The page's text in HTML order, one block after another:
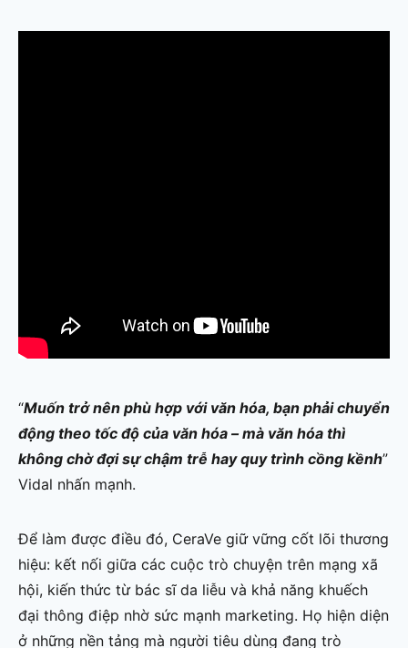
“Muốn trở nên phù hợp với văn hóa, bạn phải chuyển
động theo tốc độ của văn hóa – mà văn hóa thì
không chờ đợi sự chậm trễ hay quy trình cồng kềnh”
Vidal nhấn mạnh.
Để làm được điều đó, CeraVe giữ vững cốt lõi thương
hiệu: kết nối giữa các cuộc trò chuyện trên mạng xã
hội, kiến thức từ bác sĩ da liễu và khả năng khuếch
đại thông điệp nhờ sức mạnh marketing. Họ hiện diện
ở những nền tảng mà người tiêu dùng đang trò